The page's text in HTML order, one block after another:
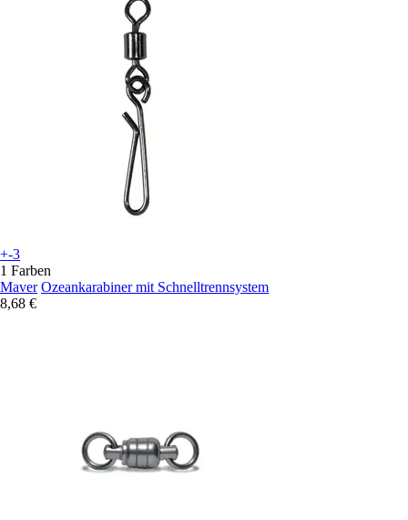
+-3
1 Farben
Maver Ozeankarabiner mit Schnelltrennsystem
8,68 €